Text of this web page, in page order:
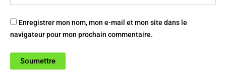
Enregistrer mon nom, mon e-mail et mon site dans le
navigateur pour mon prochain commentaire.